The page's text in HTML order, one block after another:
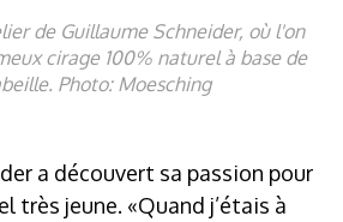
de Guillaume Schneider, où l'on
cirage 100% naturel à base de
Photo: Moesching
a découvert sa passion pour
très jeune. «Quand j’étais à